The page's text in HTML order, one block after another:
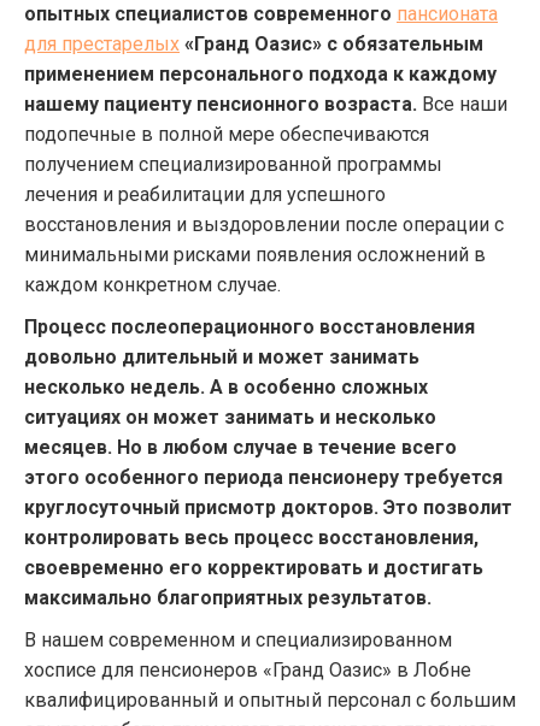
опытных специалистов современного пансионата
для престарелых «Гранд Оазис» с обязательным
применением персонального подхода к каждому
нашему пациенту пенсионного возраста. Все наши
подопечные в полной мере обеспечиваются
получением специализированной программы
лечения и реабилитации для успешного
восстановления и выздоровлении после операции с
минимальными рисками появления осложнений в
каждом конкретном случае.
Процесс послеоперационного восстановления
довольно длительный и может занимать
несколько недель. А в особенно сложных
ситуациях он может занимать и несколько
месяцев. Но в любом случае в течение всего
этого особенного периода пенсионеру требуется
круглосуточный присмотр докторов. Это позволит
контролировать весь процесс восстановления,
своевременно его корректировать и достигать
максимально благоприятных результатов.
В нашем современном и специализированном
хосписе для пенсионеров «Гранд Оазис» в Лобне
квалифицированный и опытный персонал с большим